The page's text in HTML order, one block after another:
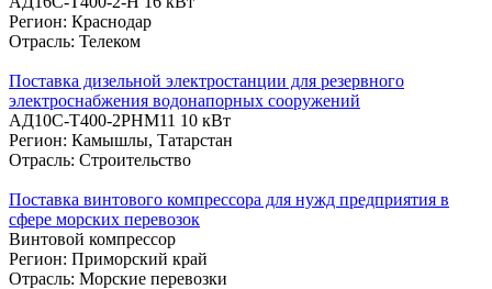
Регион: Краснодар
Отрасль: Телеком
Поставка дизельной электростанции для резервного
электроснабжения водонапорных сооружений
АД10С-Т400-2РНМ11 10 кВт
Регион: Камышлы, Татарстан
Отрасль: Строительство
Поставка винтового компрессора для нужд предприятия в
сфере морских перевозок
Винтовой компрессор
Регион: Приморский край
Отрасль: Морские перевозки